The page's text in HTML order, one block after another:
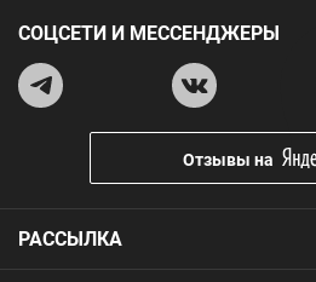
РАССЫЛКА
СОЦСЕТИ И МЕССЕНДЖЕРЫ
Отзывы на